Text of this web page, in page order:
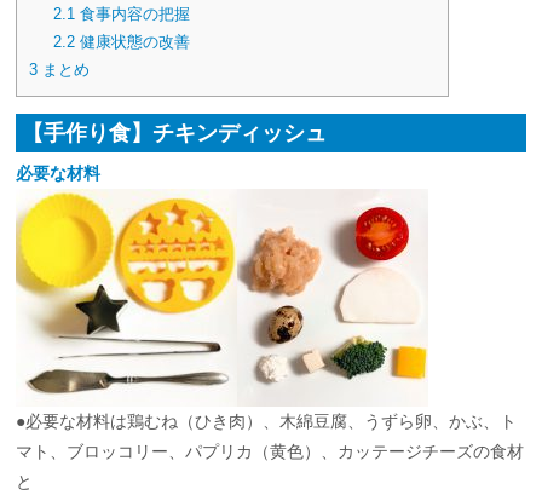
2.1 食事内容の把握
2.2 健康状態の改善
3 まとめ
【手作り食】チキンディッシュ
必要な材料
●必要な材料は鶏むね（ひき肉）、木綿豆腐、うずら卵、かぶ、ト
マト、ブロッコリー、パプリカ（黄色）、カッテージチーズの食材
と